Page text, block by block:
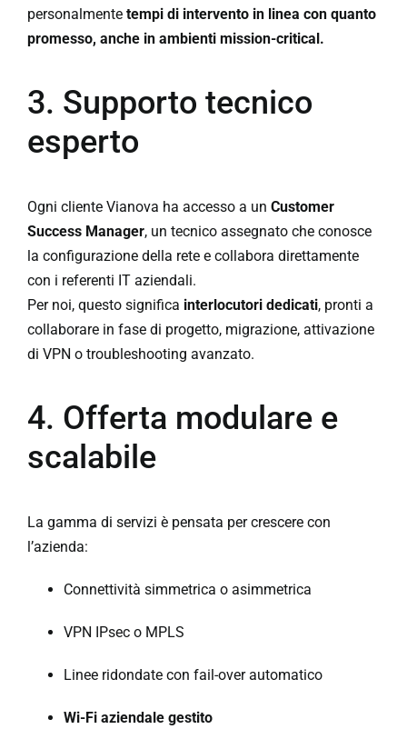
personalmente tempi di intervento in linea con quanto
promesso, anche in ambienti mission-critical.
3. Supporto tecnico
esperto
Ogni cliente Vianova ha accesso a un Customer
Success Manager, un tecnico assegnato che conosce
la configurazione della rete e collabora direttamente
con i referenti IT aziendali.
Per noi, questo significa interlocutori dedicati, pronti a
collaborare in fase di progetto, migrazione, attivazione
di VPN o troubleshooting avanzato.
4. Offerta modulare e
scalabile
La gamma di servizi è pensata per crescere con
l’azienda:
Connettività simmetrica o asimmetrica
VPN IPsec o MPLS
Linee ridondate con fail-over automatico
Wi-Fi aziendale gestito